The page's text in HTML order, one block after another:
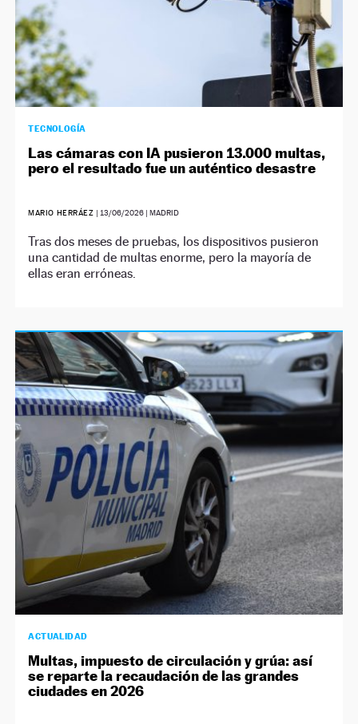
TECNOLOGÍA
Las cámaras con IA pusieron 13.000 multas,
pero el resultado fue un auténtico desastre
MARIO HERRÁEZ | 13/06/2026 | MADRID
Tras dos meses de pruebas, los dispositivos pusieron
una cantidad de multas enorme, pero la mayoría de
ellas eran erróneas.
ACTUALIDAD
Multas, impuesto de circulación y grúa: así
se reparte la recaudación de las grandes
ciudades en 2026